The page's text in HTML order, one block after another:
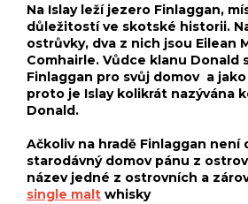
Na Islay leží jezero Finlaggan,
důležitostí ve skotské historii.
ostrůvky, dva z nich jsou Eilean
Comhairle. Vůdce klanu Donald
Finlaggan pro svůj domov a
proto je Islay kolikrát nazývána
Donald.
Ačkoliv na hradě Finlaggan
starodávný domov pánu z
název jedné z ostrovních a
single malt whisky